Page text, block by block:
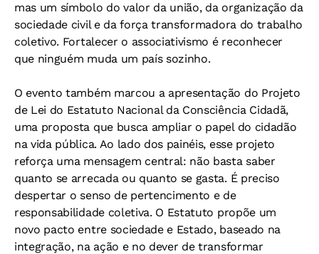
mas um símbolo do valor da união, da organização da
sociedade civil e da força transformadora do trabalho
coletivo. Fortalecer o associativismo é reconhecer
que ninguém muda um país sozinho.
O evento também marcou a apresentação do Projeto
de Lei do Estatuto Nacional da Consciência Cidadã,
uma proposta que busca ampliar o papel do cidadão
na vida pública. Ao lado dos painéis, esse projeto
reforça uma mensagem central: não basta saber
quanto se arrecada ou quanto se gasta. É preciso
despertar o senso de pertencimento e de
responsabilidade coletiva. O Estatuto propõe um
novo pacto entre sociedade e Estado, baseado na
integração, na ação e no dever de transformar